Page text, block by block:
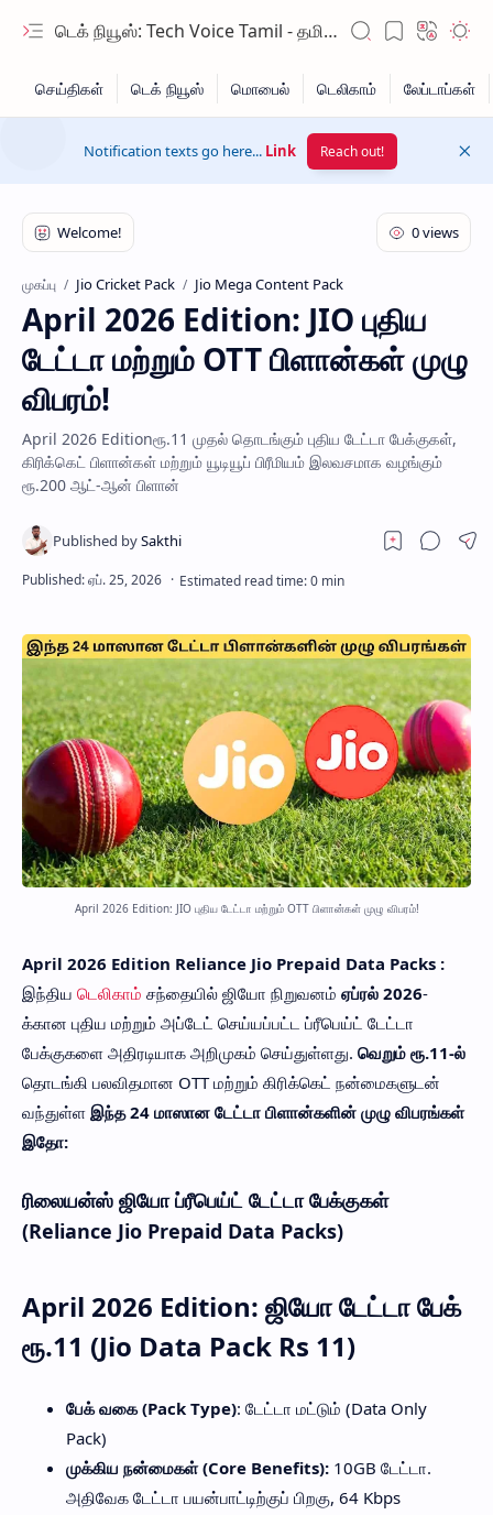
டெக் நியூஸ்: Tech Voice Tamil - தமிழ் டெக் & 2026 AI செய்திகள்.
Hidden Menu
Hidden Menu
Notification texts go here... Link Reach out!
முகப்பு Jio Cricket Pack Jio Mega Content Pack
April 2026 Edition: JIO புதிய
டேட்டா மற்றும் OTT பிளான்கள் முழு
விபரம்!
April 2026 Editionரூ.11 முதல் தொடங்கும் புதிய டேட்டா பேக்குகள்,
கிரிக்கெட் பிளான்கள் மற்றும் யூடியூப் பிரீமியம் இலவசமாக வழங்கும்
ரூ.200 ஆட்-ஆன் பிளான்
April 2026 Edition: JIO புதிய டேட்டா மற்றும் OTT பிளான்கள் முழு விபரம்!
April 2026 Edition Reliance Jio Prepaid Data Packs :
இந்திய டெலிகாம் சந்தையில் ஜியோ நிறுவனம் ஏப்ரல் 2026-
க்கான புதிய மற்றும் அப்டேட் செய்யப்பட்ட ப்ரீபெய்ட் டேட்டா
பேக்குகளை அதிரடியாக அறிமுகம் செய்துள்ளது. வெறும் ரூ.11-ல்
தொடங்கி பலவிதமான OTT மற்றும் கிரிக்கெட் நன்மைகளுடன்
வந்துள்ள இந்த 24 மாஸான டேட்டா பிளான்களின் முழு விபரங்கள்
இதோ:
ரிலையன்ஸ் ஜியோ ப்ரீபெய்ட் டேட்டா பேக்குகள்
(Reliance Jio Prepaid Data Packs)
April 2026 Edition: ஜியோ டேட்டா பேக்
ரூ.11 (Jio Data Pack Rs 11)
பேக் வகை (Pack Type): டேட்டா மட்டும் (Data Only
Pack)
முக்கிய நன்மைகள் (Core Benefits): 10GB டேட்டா.
அதிவேக டேட்டா பயன்பாட்டிற்குப் பிறகு, 64 Kbps